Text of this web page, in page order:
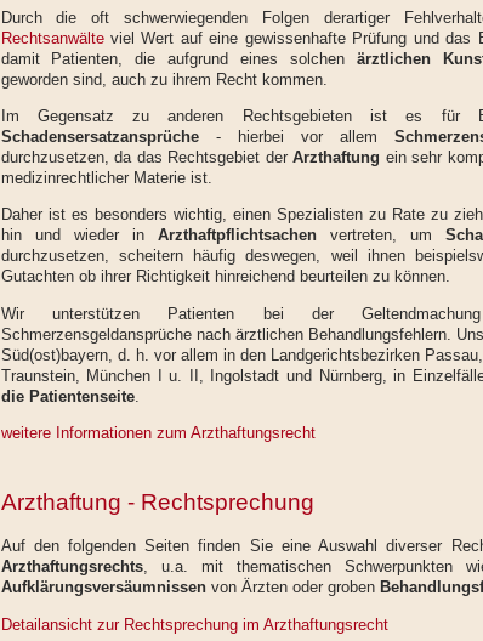
Durch die oft schwerwiegenden Folgen derartiger
Rechtsanwälteviel Wert auf eine gewissenhafte Prüfung und das
damit Patienten, die aufgrund eines solchen ärztlichen
geworden sind, auch zu ihrem Recht kommen.
Im Gegensatz zu anderen Rechtsgebieten ist es für
Schadensersatzansprüche- hierbei vor allem
durchzusetzen, da das Rechtsgebiet der Arzthaftung ein sehr
medizinrechtlicher Materie ist.
Daher ist es besonders wichtig, einen Spezialisten zu Rate zu
hin und wieder in Arzthaftpflichtsachenvertreten, um
durchzusetzen, scheitern häufig deswegen, weil ihnen
Gutachten ob ihrer Richtigkeit hinreichend beurteilen zu können.
Wir unterstützen Patienten bei der
Schmerzensgeldansprüche nach ärztlichen Behandlungsfehlern.
Süd(ost)bayern, d. h. vor allem in den Landgerichtsbezirken
Traunstein, München I u. II, Ingolstadt und Nürnberg, in
die Patientenseite.
weitere Informationen zum Arzthaftungsrecht
Arzthaftung - Rechtsprechung
Auf den folgenden Seiten finden Sie eine Auswahl diverser
Arzthaftungsrechts, u.a. mit thematischen Schwerpunkten
Aufklärungsversäumnissenvon Ärzten oder groben
Detailansicht zur Rechtsprechung im Arzthaftungsrecht